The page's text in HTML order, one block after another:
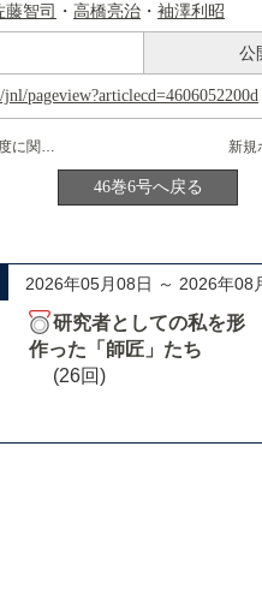
藤智司 ・ 高橋亮治 ・ 袖澤利昭
公
pageview?articlecd=4606052200d
ベータゼオライト上酸点構造と酸強度に関する理論化学的検討
46巻6号へ戻る
2026年05月08日 ～ 2026年08
研究者としての私を形
作った「師匠」たち
(26回)